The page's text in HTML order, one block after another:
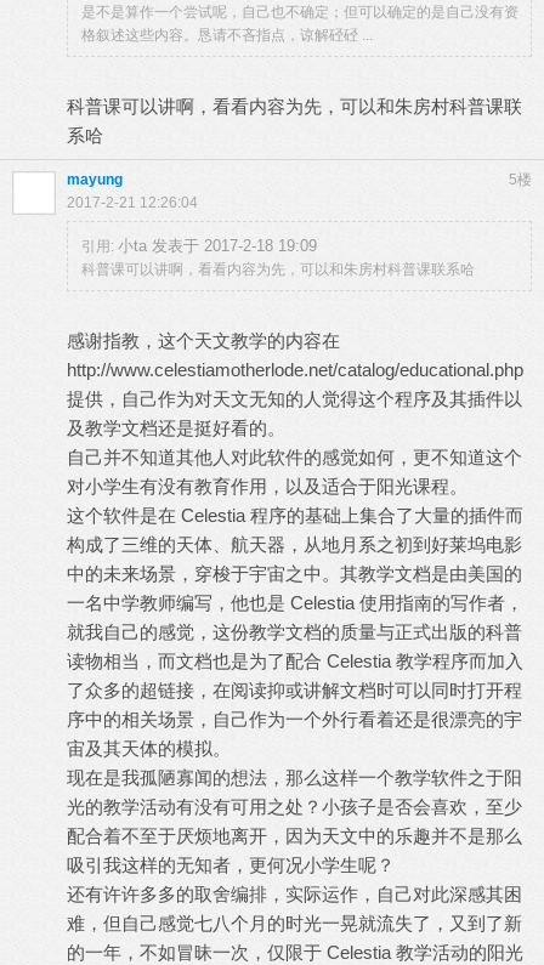
是不是算作一个尝试呢，自己也不确定；但可以确定的是自己没有资
格叙述这些内容。恳请不吝指点，谅解硁硁 ...
科普课可以讲啊，看看内容为先，可以和朱房村科普课联
系哈
5楼
mayung
2017-2-21 12:26:04
引用: 小ta 发表于 2017-2-18 19:09
科普课可以讲啊，看看内容为先，可以和朱房村科普课联系哈
感谢指教，这个天文教学的内容在
http://www.celestiamotherlode.net/catalog/educational.php
提供，自己作为对天文无知的人觉得这个程序及其插件以
及教学文档还是挺好看的。
自己并不知道其他人对此软件的感觉如何，更不知道这个
对小学生有没有教育作用，以及适合于阳光课程。
这个软件是在 Celestia 程序的基础上集合了大量的插件而
构成了三维的天体、航天器，从地月系之初到好莱坞电影
中的未来场景，穿梭于宇宙之中。其教学文档是由美国的
一名中学教师编写，他也是 Celestia 使用指南的写作者，
就我自己的感觉，这份教学文档的质量与正式出版的科普
读物相当，而文档也是为了配合 Celestia 教学程序而加入
了众多的超链接，在阅读抑或讲解文档时可以同时打开程
序中的相关场景，自己作为一个外行看着还是很漂亮的宇
宙及其天体的模拟。
现在是我孤陋寡闻的想法，那么这样一个教学软件之于阳
光的教学活动有没有可用之处？小孩子是否会喜欢，至少
配合着不至于厌烦地离开，因为天文中的乐趣并不是那么
吸引我这样的无知者，更何况小学生呢？
还有许许多多的取舍编排，实际运作，自己对此深感其困
难，但自己感觉七八个月的时光一晃就流失了，又到了新
的一年，不如冒昧一次，仅限于 Celestia 教学活动的阳光